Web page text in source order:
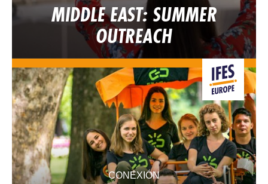
MIDDLE EAST: SUMMER
OUTREACH
CONEXIÓN